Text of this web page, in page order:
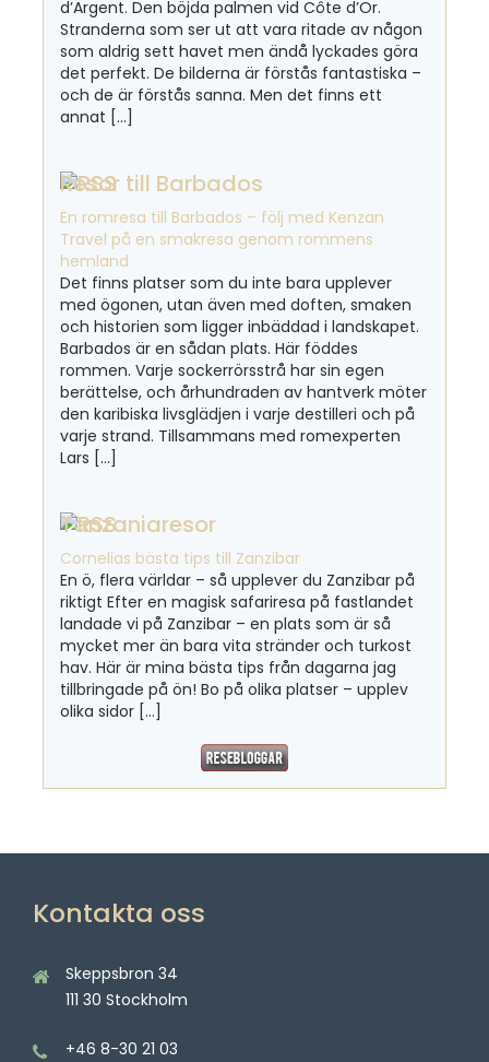
d’Argent. Den böjda palmen vid Côte d’Or.
Stranderna som ser ut att vara ritade av någon
som aldrig sett havet men ändå lyckades göra
det perfekt. De bilderna är förstås fantastiska –
och de är förstås sanna. Men det finns ett
annat […]
Resor till Barbados
En romresa till Barbados – följ med Kenzan
Travel på en smakresa genom rommens
hemland
Det finns platser som du inte bara upplever
med ögonen, utan även med doften, smaken
och historien som ligger inbäddad i landskapet.
Barbados är en sådan plats. Här föddes
rommen. Varje sockerrörsstrå har sin egen
berättelse, och århundraden av hantverk möter
den karibiska livsglädjen i varje destilleri och på
varje strand. Tillsammans med romexperten
Lars […]
Tanzaniaresor
Cornelias bästa tips till Zanzibar
En ö, flera världar – så upplever du Zanzibar på
riktigt Efter en magisk safariresa på fastlandet
landade vi på Zanzibar – en plats som är så
mycket mer än bara vita stränder och turkost
hav. Här är mina bästa tips från dagarna jag
tillbringade på ön! Bo på olika platser – upplev
olika sidor […]
Kontakta oss
Skeppsbron 34
111 30 Stockholm
+46 8-30 21 03